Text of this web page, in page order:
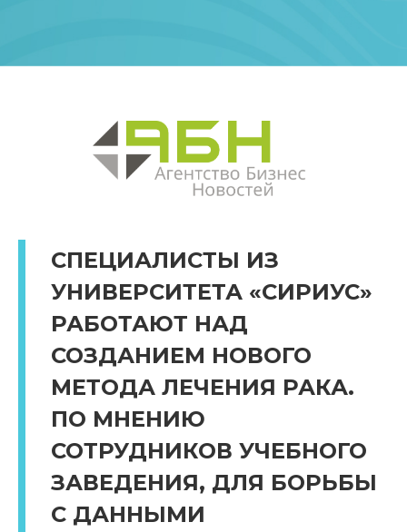
СПЕЦИАЛИСТЫ ИЗ
УНИВЕРСИТЕТА «СИРИУС»
РАБОТАЮТ НАД
СОЗДАНИЕМ НОВОГО
МЕТОДА ЛЕЧЕНИЯ РАКА.
ПО МНЕНИЮ
СОТРУДНИКОВ УЧЕБНОГО
ЗАВЕДЕНИЯ, ДЛЯ БОРЬБЫ
С ДАННЫМИ